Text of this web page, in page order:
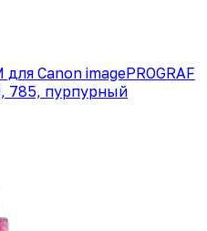
Canon imagePROGRAF
785, пурпурный